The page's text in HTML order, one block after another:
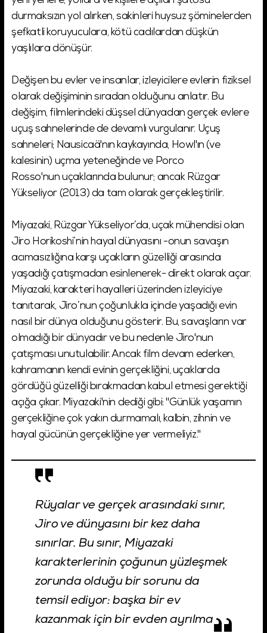
durmaksızın yol alırken, sakinleri huysuz şöminelerden
şefkatli koruyuculara, kötü cadılardan düşkün
yaşlılara dönüşür.
Değişen bu evler ve insanlar, izleyicilere evlerin fiziksel
olarak değişiminin sıradan olduğunu anlatır. Bu
değişim, filmlerindeki düşsel dünyadan gerçek evlere
uçuş sahnelerinde de devamlı vurgulanır. Uçuş
sahneleri; Nausicaä'nın kaykayında, Howl'ın (ve
kalesinin) uçma yeteneğinde ve Porco
Rosso'nun uçaklarında bulunur; ancak Rüzgar
Yükseliyor (2013) da tam olarak gerçekleştirilir.
Miyazaki, Rüzgar Yükseliyor’da, uçak mühendisi olan
Jiro Horikoshi’nin hayal dünyasını -onun savaşın
acımasızlığına karşı uçakların güzelliği arasında
yaşadığı çatışmadan esinlenerek- direkt olarak açar.
Miyazaki, karakteri hayalleri üzerinden izleyiciye
tanıtarak, Jiro’nun çoğunlukla içinde yaşadığı evin
nasıl bir dünya olduğunu gösterir. Bu, savaşların var
olmadığı bir dünyadır ve bu nedenle Jiro'nun
çatışması unutulabilir. Ancak film devam ederken,
kahramanın kendi evinin gerçekliğini, uçaklarda
gördüğü güzelliği bırakmadan kabul etmesi gerektiği
açığa çıkar. Miyazaki'nin dediği gibi: "Günlük yaşamın
gerçekliğine çok yakın durmamalı, kalbin, zihnin ve
hayal gücünün gerçekliğine yer vermeliyiz."
Rüyalar ve gerçek arasındaki sınır,
Jiro ve dünyasını bir kez daha
sınırlar. Bu sınır, Miyazaki
karakterlerinin çoğunun yüzleşmek
zorunda olduğu bir sorunu da
temsil ediyor: başka bir ev
kazanmak için bir evden ayrılma